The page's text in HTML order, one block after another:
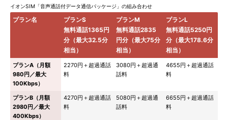
イオンSIM「音声通話付データ通信パッケージ」の組み合わせ
プラン名
プランS
無料通話1365円
分（最大32.5分
相当）
プランM
無料通話2835
円分（最大75分
相当）
プランL
無料通話5250円
分（最大178.6分
相当）
プランA（月額
980円／最大
100Kbps）
2270円＋超過通話
料
3080円＋超過通
話料
4655円＋超過通話
料
プランB（月額
2980円／最大
400Kbps）
4270円＋超過通話
料
5080円＋超過通
話料
6655円＋超過通話
料